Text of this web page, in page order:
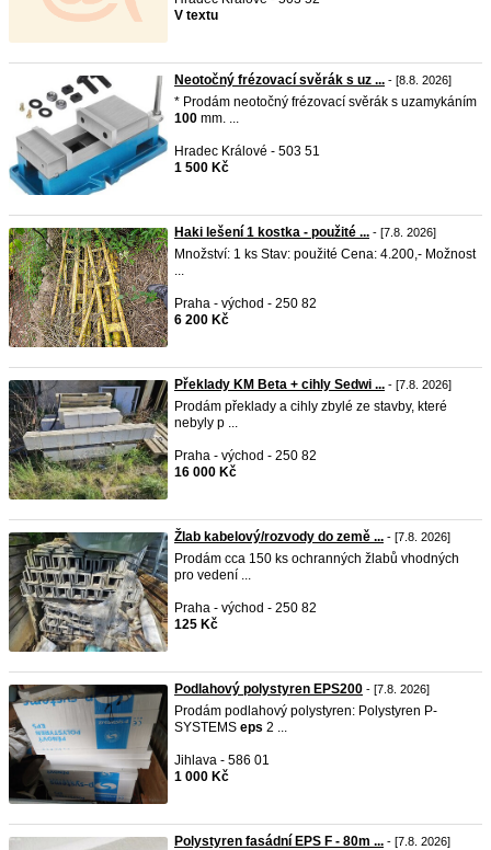
V textu
Neotočný frézovací svěrák s uz ... - [8.8. 2026]
* Prodám neotočný frézovací svěrák s uzamykáním
100 mm. ...
Hradec Králové - 503 51
1 500 Kč
Haki lešení 1 kostka - použité ... - [7.8. 2026]
Množství: 1 ks Stav: použité Cena: 4.200,- Možnost
...
Praha - východ - 250 82
6 200 Kč
Překlady KM Beta + cihly Sedwi ... - [7.8. 2026]
Prodám překlady a cihly zbylé ze stavby, které
nebyly p ...
Praha - východ - 250 82
16 000 Kč
Žlab kabelový/rozvody do země ... - [7.8. 2026]
Prodám cca 150 ks ochranných žlabů vhodných
pro vedení ...
Praha - východ - 250 82
125 Kč
Podlahový polystyren EPS200 - [7.8. 2026]
Prodám podlahový polystyren: Polystyren P-
SYSTEMS eps 2 ...
Jihlava - 586 01
1 000 Kč
Polystyren fasádní EPS F - 80m ... - [7.8. 2026]